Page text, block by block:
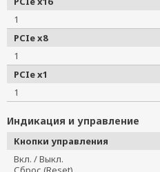
1
PCIe x8
1
PCIe x1
1
Индикация и управление
Кнопки управления
Вкл. / Выкл.